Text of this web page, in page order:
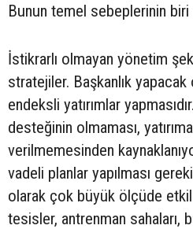
Bunun temel sebeplerinin
İstikrarlı olmayan yönetim
stratejiler. Başkanlık yapacak
endeksli yatırımlar
desteğinin olmaması,
verilmemesinden
vadeli planlar yapılması
olarak çok büyük ölçüde
tesisler, antrenman sahaları,